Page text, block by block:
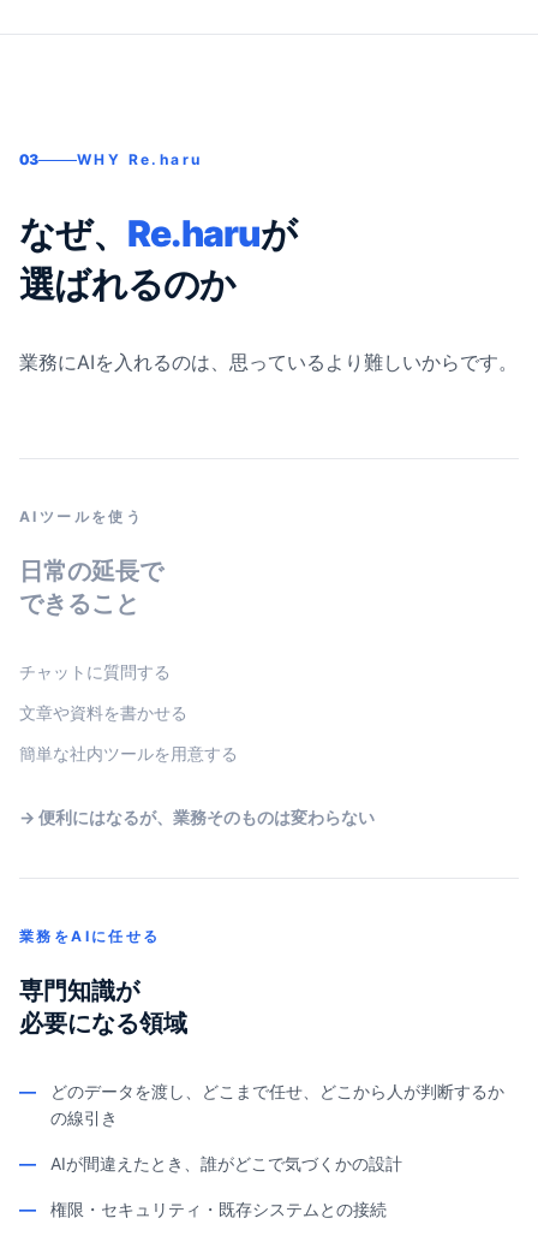
03 WHY Re.haru
なぜ、 Re.haruが
選ばれるのか
業務にAIを入れるのは、思っているより難しいからです。
AIツールを使う
日常の延長で
できること
チャットに質問する
文章や資料を書かせる
簡単な社内ツールを用意する
→ 便利にはなるが、業務そのものは変わらない
業務をAIに任せる
専門知識が
必要になる領域
—
どのデータを渡し、どこまで任せ、どこから人が判断するか
の線引き
— AIが間違えたとき、誰がどこで気づくかの設計
— 権限・セキュリティ・既存システムとの接続